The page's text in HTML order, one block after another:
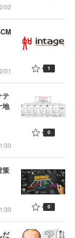
02
01 1
テ
地
30
0
策
30 0
だ